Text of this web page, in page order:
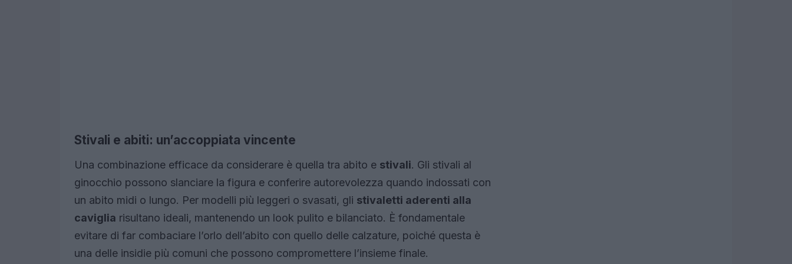
Stivali e abiti: un’accoppiata vincente
Una combinazione efficace da considerare è quella tra abito e stivali. Gli stivali al
ginocchio possono slanciare la figura e conferire autorevolezza quando indossati con
un abito midi o lungo. Per modelli più leggeri o svasati, gli stivaletti aderenti alla
caviglia risultano ideali, mantenendo un look pulito e bilanciato. È fondamentale
evitare di far combaciare l’orlo dell’abito con quello delle calzature, poiché questa è
una delle insidie più comuni che possono compromettere l’insieme finale.